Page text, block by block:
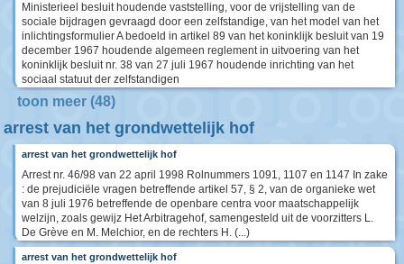
Ministerieel besluit houdende vaststelling, voor de vrijstelling van de
sociale bijdragen gevraagd door een zelfstandige, van het model van het
inlichtingsformulier A bedoeld in artikel 89 van het koninklijk besluit van 19
december 1967 houdende algemeen reglement in uitvoering van het
koninklijk besluit nr. 38 van 27 juli 1967 houdende inrichting van het
sociaal statuut der zelfstandigen
toon meer (48)
arrest van het grondwettelijk hof
arrest van het grondwettelijk hof
Arrest nr. 46/98 van 22 april 1998 Rolnummers 1091, 1107 en 1147 In zake
: de prejudiciële vragen betreffende artikel 57, § 2, van de organieke wet
van 8 juli 1976 betreffende de openbare centra voor maatschappelijk
welzijn, zoals gewijz Het Arbitragehof, samengesteld uit de voorzitters L.
De Grève en M. Melchior, en de rechters H. (...)
arrest van het grondwettelijk hof